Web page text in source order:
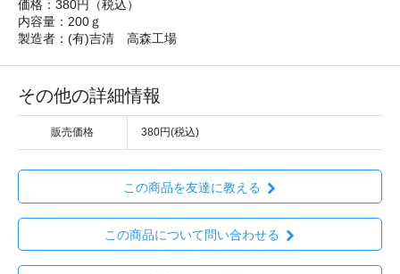
価格：380円（税込）
内容量：200ｇ
製造者：(有)吉清 高森工場
その他の詳細情報
販売価格 380円(税込)
この商品を友達に教える
この商品について問い合わせる